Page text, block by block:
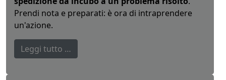
Prendi nota e preparati: è ora di intraprendere
un'azione.
Leggi tutto …